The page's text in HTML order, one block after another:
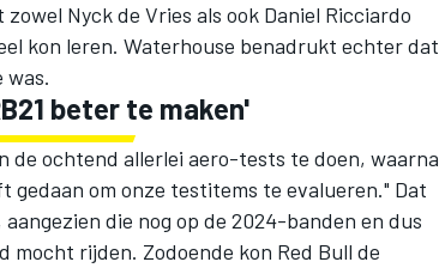
zowel Nyck de Vries als ook Daniel Ricciardo
kon leren. Waterhouse benadrukt echter dat
was.
beter te maken'
de ochtend allerlei aero-tests te doen, waarna
gedaan om onze testitems te evalueren." Dat
die nog op de 2024-banden en dus
mocht rijden. Zodoende kon Red Bull de